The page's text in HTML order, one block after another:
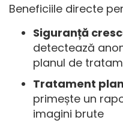
Beneficiile directe
Siguranță
detectează
planul de
Tratament
primește un
imagini brute